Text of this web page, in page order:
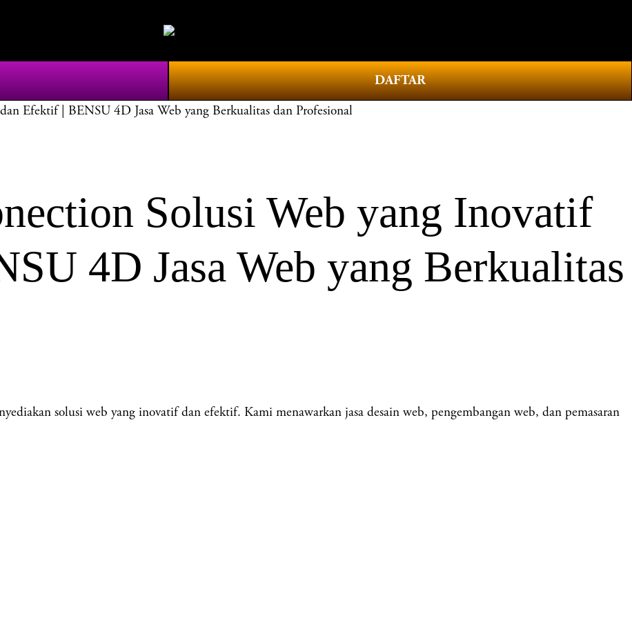
DAFTAR
Efektif | BENSU 4D Jasa Web yang Berkualitas dan Profesional
Solusi Web yang Inovatif
4D Jasa Web yang Berkualitas
solusi web yang inovatif dan efektif. Kami menawarkan jasa desain web, pengembangan web, dan pemasaran